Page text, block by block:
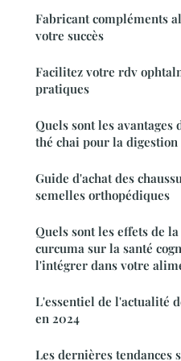
Fabricant compléments
votre succès
Facilitez votre rdv
pratiques
Quels sont les avantages
thé chai pour la
Guide d'achat des
semelles orthopédiques
Quels sont les effets de
curcuma sur la santé
l'intégrer dans votre
L'essentiel de l'actualité
en 2024
Les dernières tendances